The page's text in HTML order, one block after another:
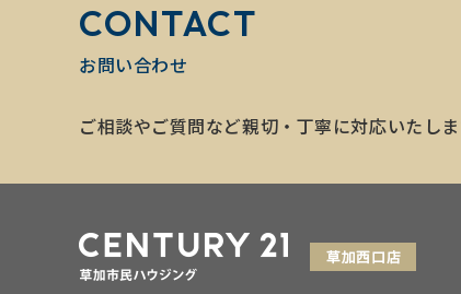
CONTACT
お問い合わせ
ご相談やご質問など親切・丁寧に対応いたしま